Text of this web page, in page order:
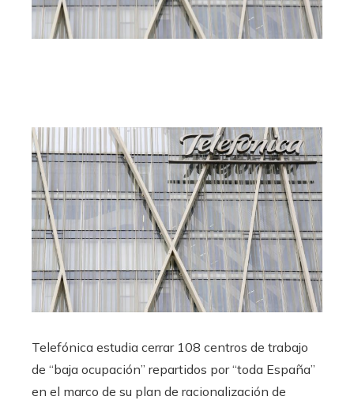
Telefónica estudia cerrar 108 centros de trabajo
de “baja ocupación” repartidos por “toda España”
en el marco de su plan de racionalización de